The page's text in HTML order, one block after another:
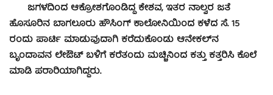
ಜಗಳದಿಂದ ಆಕ್ರೋಶಗೊಂಡಿದ್ದ ಕೇಶವ, ಇತರ ನಾಲ್ವರ ಜತೆ
ಹೊಸೂರಿನ ಬಾಗಲೂರು ಹೌಸಿಂಗ್ ಕಾಲೋನಿಯಿಂದ ಕಳೆದ ಸೆ. 15
ರಂದು ಪಾರ್ಟಿ ಮಾಡುವುದಾಗಿ ಕರೆದುಕೊಂಡು ಆನೇಕಲ್‍ನ
ಬೃಂದಾವನ ಲೇಔಟ್ ಬಳಿಗೆ ಕರೆತಂದು ಮಚ್ಚಿನಿಂದ ಕತ್ತು ಕತ್ತರಿಸಿ ಕೊಲೆ
ಮಾಡಿ ಪರಾರಿಯಾಗಿದ್ದರು.